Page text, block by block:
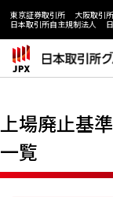
東京証券取引所 大阪取引所
日本取引所自主規制法人
上場廃止基
一覧